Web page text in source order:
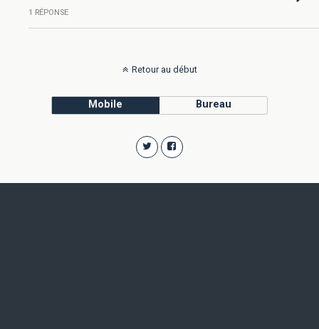
1 RÉPONSE
Retour au début
Mobile Bureau